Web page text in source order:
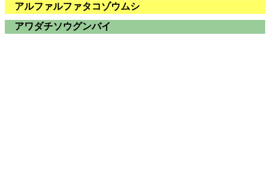
アルファルファタコゾウムシ
アワダチソウグンバイ